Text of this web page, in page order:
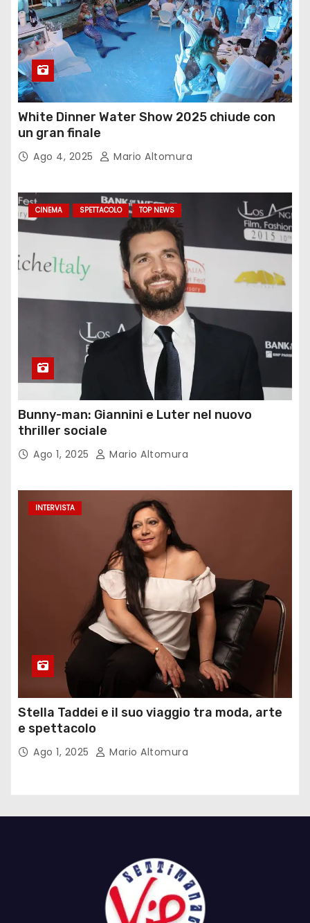
White Dinner Water Show 2025 chiude con
un gran finale
Ago 4, 2025 Mario Altomura
CINEMA SPETTACOLO TOP NEWS
Bunny-man: Giannini e Luter nel nuovo
thriller sociale
Ago 1, 2025 Mario Altomura
INTERVISTA
Stella Taddei e il suo viaggio tra moda, arte
e spettacolo
Ago 1, 2025 Mario Altomura